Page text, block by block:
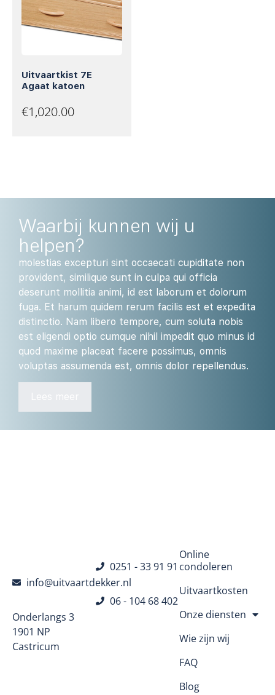
Uitvaartkist 7E
Agaat katoen
€1,020.00
Waarbij kunnen wij u
helpen?
molestias excepturi sint occaecati cupiditate non
provident, similique sunt in culpa qui officia
deserunt mollitia animi, id est laborum et dolorum
fuga. Et harum quidem rerum facilis est et expedita
distinctio. Nam libero tempore, cum soluta nobis
est eligendi optio cumque nihil impedit quo minus id
quod maxime placeat facere possimus, omnis
voluptas assumenda est, omnis dolor repellendus.
info@uitvaartdekker.nl
Onderlangs 3
1901 NP
Castricum
0251 - 33 91 91
06 - 104 68 402
Online
condoleren
Uitvaartkosten
Onze diensten
Wie zijn wij
FAQ
Blog